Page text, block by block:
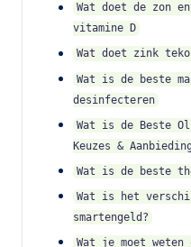
Wat doet de zon
vitamine D
Wat doet zink
Wat is de beste
desinfecteren
Wat is de Beste
Keuzes &
Wat is de beste
Wat is het
smartengeld?
Wat je moet